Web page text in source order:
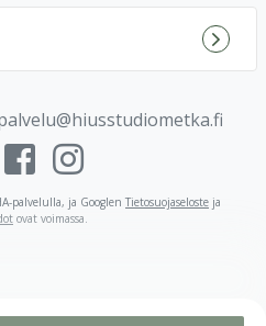
palvelulla, ja Googlen Tietosuojaseloste ja
ovat voimassa.